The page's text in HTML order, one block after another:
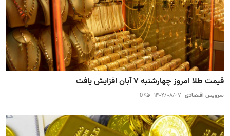
قیمت طلا امروز چهارشنبه ۷ آبان افزایش یافت
سرویس اقتصادی ۱۴۰۴/۰۸/۰۷